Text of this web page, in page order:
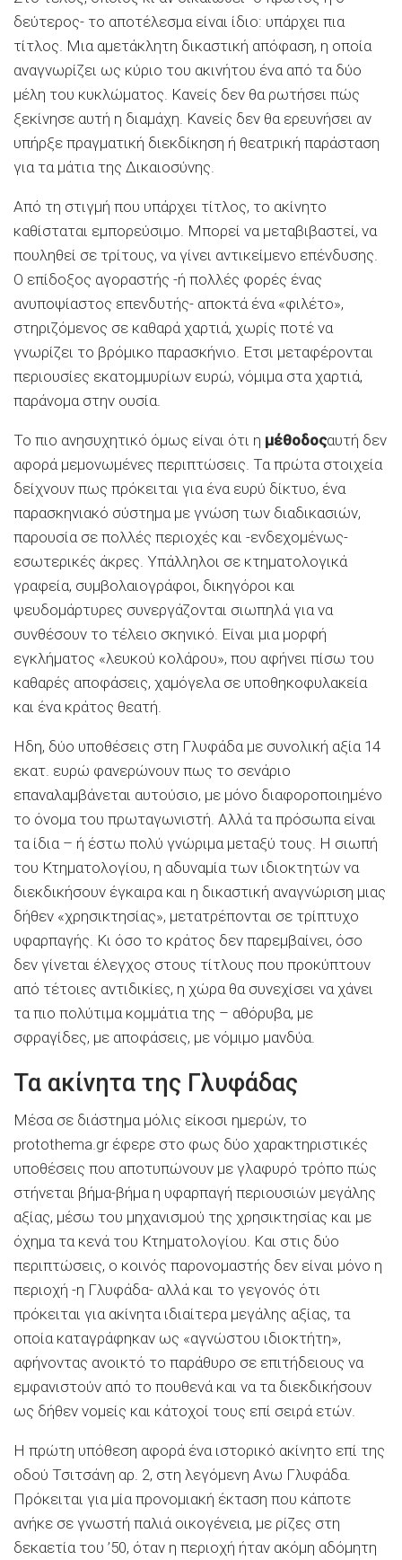
δεύτερος- το αποτέλεσμα είναι ίδιο: υπάρχει πια
τίτλος. Μια αμετάκλητη δικαστική απόφαση, η οποία
αναγνωρίζει ως κύριο του ακινήτου ένα από τα δύο
μέλη του κυκλώματος. Κανείς δεν θα ρωτήσει πώς
ξεκίνησε αυτή η διαμάχη. Κανείς δεν θα ερευνήσει αν
υπήρξε πραγματική διεκδίκηση ή θεατρική παράσταση
για τα μάτια της Δικαιοσύνης.
Από τη στιγμή που υπάρχει τίτλος, το ακίνητο
καθίσταται εμπορεύσιμο. Μπορεί να μεταβιβαστεί, να
πουληθεί σε τρίτους, να γίνει αντικείμενο επένδυσης.
Ο επίδοξος αγοραστής -ή πολλές φορές ένας
ανυποψίαστος επενδυτής- αποκτά ένα «φιλέτο»,
στηριζόμενος σε καθαρά χαρτιά, χωρίς ποτέ να
γνωρίζει το βρόμικο παρασκήνιο. Ετσι μεταφέρονται
περιουσίες εκατομμυρίων ευρώ, νόμιμα στα χαρτιά,
παράνομα στην ουσία.
Το πιο ανησυχητικό όμως είναι ότι η μέθοδοςαυτή δεν
αφορά μεμονωμένες περιπτώσεις. Τα πρώτα στοιχεία
δείχνουν πως πρόκειται για ένα ευρύ δίκτυο, ένα
παρασκηνιακό σύστημα με γνώση των διαδικασιών,
παρουσία σε πολλές περιοχές και -ενδεχομένως-
εσωτερικές άκρες. Υπάλληλοι σε κτηματολογικά
γραφεία, συμβολαιογράφοι, δικηγόροι και
ψευδομάρτυρες συνεργάζονται σιωπηλά για να
συνθέσουν το τέλειο σκηνικό. Είναι μια μορφή
εγκλήματος «λευκού κολάρου», που αφήνει πίσω του
καθαρές αποφάσεις, χαμόγελα σε υποθηκοφυλακεία
και ένα κράτος θεατή.
Ηδη, δύο υποθέσεις στη Γλυφάδα με συνολική αξία 14
εκατ. ευρώ φανερώνουν πως το σενάριο
επαναλαμβάνεται αυτούσιο, με μόνο διαφοροποιημένο
το όνομα του πρωταγωνιστή. Αλλά τα πρόσωπα είναι
τα ίδια – ή έστω πολύ γνώριμα μεταξύ τους. Η σιωπή
του Κτηματολογίου, η αδυναμία των ιδιοκτητών να
διεκδικήσουν έγκαιρα και η δικαστική αναγνώριση μιας
δήθεν «χρησικτησίας», μετατρέπονται σε τρίπτυχο
υφαρπαγής. Κι όσο το κράτος δεν παρεμβαίνει, όσο
δεν γίνεται έλεγχος στους τίτλους που προκύπτουν
από τέτοιες αντιδικίες, η χώρα θα συνεχίσει να χάνει
τα πιο πολύτιμα κομμάτια της – αθόρυβα, με
σφραγίδες, με αποφάσεις, με νόμιμο μανδύα.
Τα ακίνητα της Γλυφάδας
Μέσα σε διάστημα μόλις είκοσι ημερών, το
protothema.gr έφερε στο φως δύο χαρακτηριστικές
υποθέσεις που αποτυπώνουν με γλαφυρό τρόπο πώς
στήνεται βήμα-βήμα η υφαρπαγή περιουσιών μεγάλης
αξίας, μέσω του μηχανισμού της χρησικτησίας και με
όχημα τα κενά του Κτηματολογίου. Και στις δύο
περιπτώσεις, ο κοινός παρονομαστής δεν είναι μόνο η
περιοχή -η Γλυφάδα- αλλά και το γεγονός ότι
πρόκειται για ακίνητα ιδιαίτερα μεγάλης αξίας, τα
οποία καταγράφηκαν ως «αγνώστου ιδιοκτήτη»,
αφήνοντας ανοικτό το παράθυρο σε επιτήδειους να
εμφανιστούν από το πουθενά και να τα διεκδικήσουν
ως δήθεν νομείς και κάτοχοί τους επί σειρά ετών.
Η πρώτη υπόθεση αφορά ένα ιστορικό ακίνητο επί της
οδού Τσιτσάνη αρ. 2, στη λεγόμενη Ανω Γλυφάδα.
Πρόκειται για μία προνομιακή έκταση που κάποτε
ανήκε σε γνωστή παλιά οικογένεια, με ρίζες στη
δεκαετία του ’50, όταν η περιοχή ήταν ακόμη αδόμητη